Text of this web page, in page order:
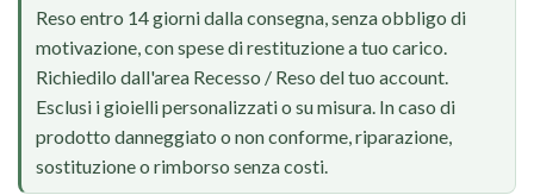
Reso entro 14 giorni dalla consegna, senza obbligo di
motivazione, con spese di restituzione a tuo carico.
Richiedilo dall'area Recesso / Reso del tuo account.
Esclusi i gioielli personalizzati o su misura. In caso di
prodotto danneggiato o non conforme, riparazione,
sostituzione o rimborso senza costi.